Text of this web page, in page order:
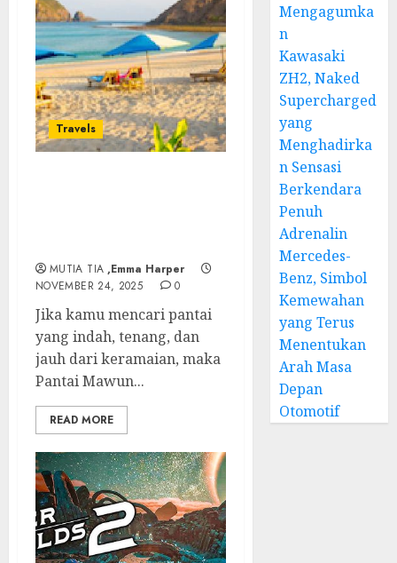
Travels
MUTIA TIA ,Emma Harper
NOVEMBER 24, 2025
0
Jika kamu mencari pantai
yang indah, tenang, dan
jauh dari keramaian, maka
Pantai Mawun...
READ MORE
Mengagumka
n
Kawasaki
ZH2, Naked
Supercharged
yang
Menghadirka
n Sensasi
Berkendara
Penuh
Adrenalin
Mercedes-
Benz, Simbol
Kemewahan
yang Terus
Menentukan
Arah Masa
Depan
Otomotif